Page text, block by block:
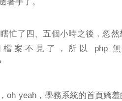
忙了四、五個小時之後，忽然
檔案不見了，所以 php
oh yeah，學務系統的首頁嬌羞